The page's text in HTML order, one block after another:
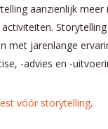
aanzienlijk meer
met jarenlange
-advies en -
vóór storytelling.